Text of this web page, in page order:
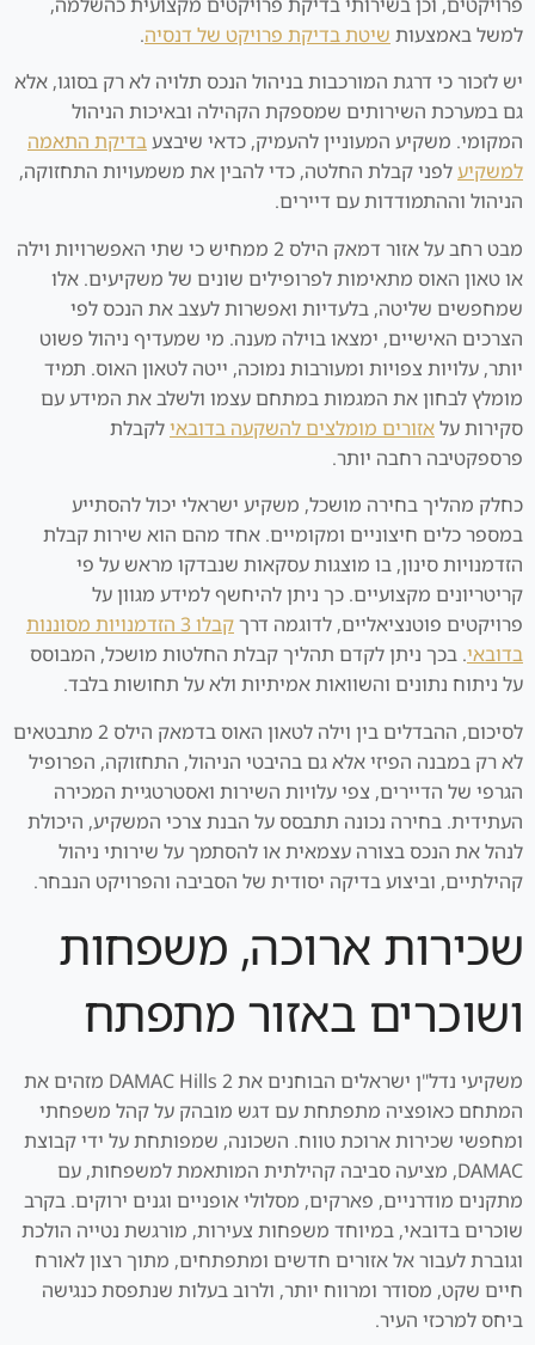
למשל באמצעות שיטת בדיקת פרויקט של דנסיה.
יש לזכור כי דרגת המורכבות בניהול הנכס תלויה לא רק בסוגו, אלא
גם במערכת השירותים שמספקת הקהילה ובאיכות הניהול
המקומי. משקיע המעוניין להעמיק, כדאי שיבצעבדיקת התאמה
למשקיעלפני קבלת החלטה, כדי להבין את משמעויות התחזוקה,
הניהול וההתמודדות עם דיירים.
מבט רחב על אזור דמאק הילס 2 ממחיש כי שתי האפשרויות וילה
או טאון האוס מתאימות לפרופילים שונים של משקיעים. אלו
שמחפשים שליטה, בלעדיות ואפשרות לעצב את הנכס לפי
הצרכים האישיים, ימצאו בוילה מענה. מי שמעדיף ניהול פשוט
יותר, עלויות צפויות ומעורבות נמוכה, ייטה לטאון האוס. תמיד
מומלץ לבחון את המגמות במתחם עצמו ולשלב את המידע עם
סקירות עלאזורים מומלצים להשקעה בדובאילקבלת
פרספקטיבה רחבה יותר.
כחלק מהליך בחירה מושכל, משקיע ישראלי יכול להסתייע
במספר כלים חיצוניים ומקומיים. אחד מהם הוא שירות קבלת
הזדמנויות סינון, בו מוצגות עסקאות שנבדקו מראש על פי
קריטריונים מקצועיים. כך ניתן להיחשף למידע מגוון על
פרויקטים פוטנציאליים, לדוגמה דרך
קבלו 3 הזדמנויות מסוננות
בדובאי. בכך ניתן לקדם תהליך קבלת החלטות מושכל, המבוסס
על ניתוח נתונים והשוואות אמיתיות ולא על תחושות בלבד.
לסיכום, ההבדלים בין וילה לטאון האוס בדמאק הילס 2 מתבטאים
לא רק במבנה הפיזי אלא גם בהיבטי הניהול, התחזוקה, הפרופיל
הגרפי של הדיירים, צפי עלויות השירות ואסטרטגיית המכירה
העתידית. בחירה נכונה תתבסס על הבנת צרכי המשקיע, היכולת
לנהל את הנכס בצורה עצמאית או להסתמך על שירותי ניהול
קהילתיים, וביצוע בדיקה יסודית של הסביבה והפרויקט הנבחר.
שכירות ארוכה, משפחות
ושוכרים באזור מתפתח
משקיעי נדל"ן ישראלים הבוחנים את DAMAC Hills 2 מזהים את
המתחם כאופציה מתפתחת עם דגש מובהק על קהל משפחתי
ומחפשי שכירות ארוכת טווח. השכונה, שמפותחת על ידי קבוצת
DAMAC, מציעה סביבה קהילתית המותאמת למשפחות, עם
מתקנים מודרניים, פארקים, מסלולי אופניים וגנים ירוקים. בקרב
שוכרים בדובאי, במיוחד משפחות צעירות, מורגשת נטייה הולכת
וגוברת לעבור אל אזורים חדשים ומתפתחים, מתוך רצון לאורח
חיים שקט, מסודר ומרווח יותר, ולרוב בעלות שנתפסת כנגישה
ביחס למרכזי העיר.